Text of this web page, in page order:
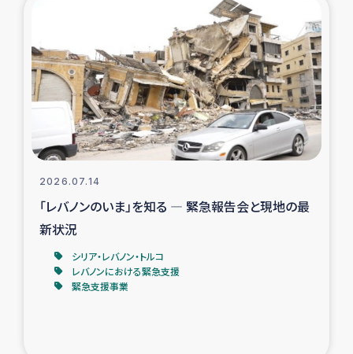
2026.07.14
「レバノンのいま」を知る ― 緊急報告会と現地の最
新状況
シリア・レバノン・トルコ
レバノンにおける緊急支援
緊急支援事業